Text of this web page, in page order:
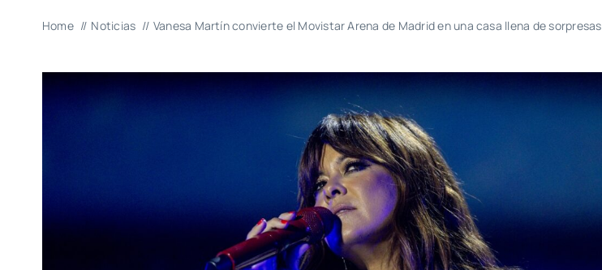
Home Noticias Vanesa Martín convierte el Movistar Arena de Madrid en una casa llena de sorpresas